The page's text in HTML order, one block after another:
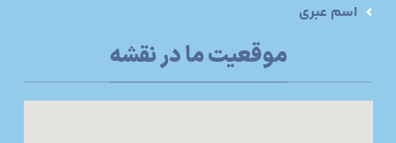
اسم عبری
موقعیت ما در نقشه